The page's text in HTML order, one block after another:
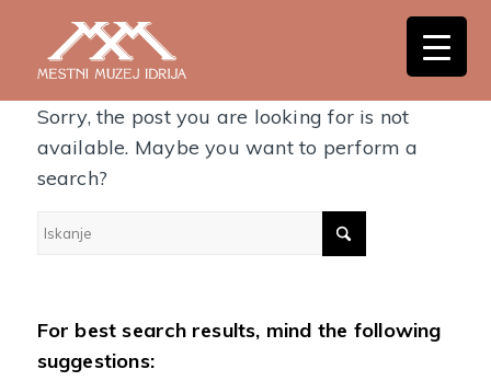
Nothing Found
Sorry, the post you are looking for is not
available. Maybe you want to perform a
search?
For best search results, mind the following
suggestions: